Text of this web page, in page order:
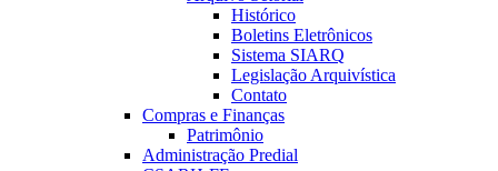
Histórico
Boletins Eletrônicos
Sistema SIARQ
Legislação Arquivística
Contato
Compras e Finanças
Patrimônio
Administração Predial